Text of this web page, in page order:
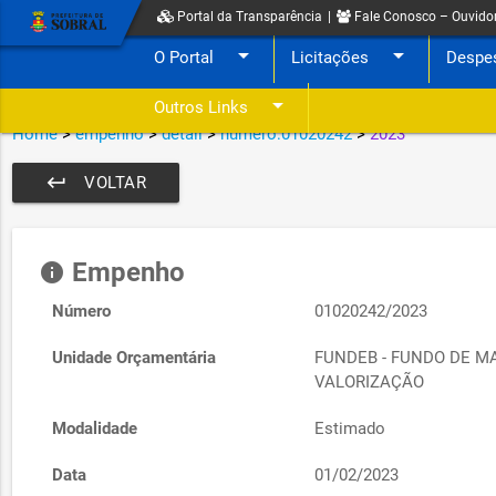
Portal da Transparência Fale Conosco –
O Portal arrow_drop_down Licitações arrow_drop_down
Outros Links arrow_drop_down
Home>empenho>detail>numero:01020242>2023
VOLTAR
keyboard_return
info Empenho
Número 01020242/2023
Unidade Orçamentária
FUNDEB - FUNDO DE
VALORIZAÇÃO
Modalidade Estimado
Data 01/02/2023